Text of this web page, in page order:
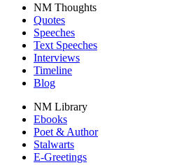
NM Thoughts
Quotes
Speeches
Text Speeches
Interviews
Timeline
Blog
NM Library
Ebooks
Poet & Author
Stalwarts
E-Greetings